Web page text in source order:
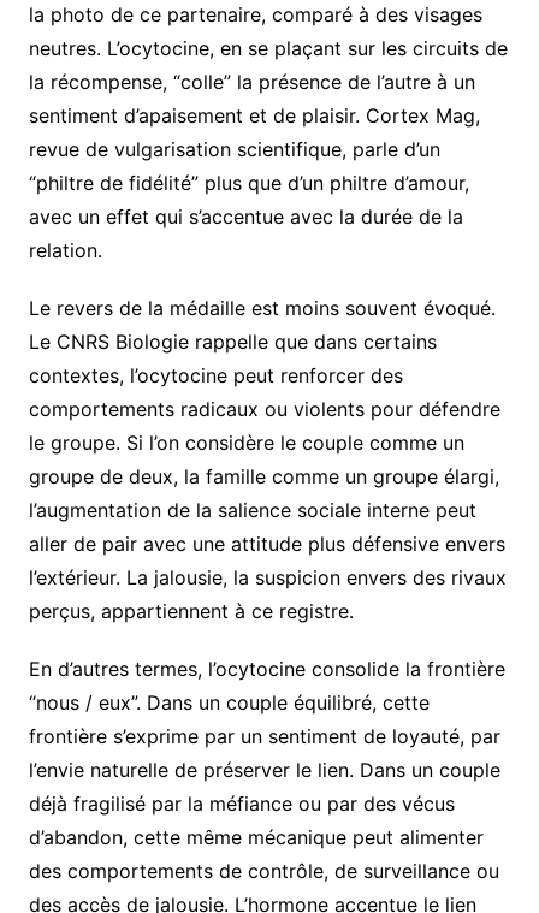
la photo de ce partenaire, comparé à des visages
neutres. L’ocytocine, en se plaçant sur les circuits de
la récompense, “colle” la présence de l’autre à un
sentiment d’apaisement et de plaisir. Cortex Mag,
revue de vulgarisation scientifique, parle d’un
“philtre de fidélité” plus que d’un philtre d’amour,
avec un effet qui s’accentue avec la durée de la
relation.
Le revers de la médaille est moins souvent évoqué.
Le CNRS Biologie rappelle que dans certains
contextes, l’ocytocine peut renforcer des
comportements radicaux ou violents pour défendre
le groupe. Si l’on considère le couple comme un
groupe de deux, la famille comme un groupe élargi,
l’augmentation de la salience sociale interne peut
aller de pair avec une attitude plus défensive envers
l’extérieur. La jalousie, la suspicion envers des rivaux
perçus, appartiennent à ce registre.
En d’autres termes, l’ocytocine consolide la frontière
“nous / eux”. Dans un couple équilibré, cette
frontière s’exprime par un sentiment de loyauté, par
l’envie naturelle de préserver le lien. Dans un couple
déjà fragilisé par la méfiance ou par des vécus
d’abandon, cette même mécanique peut alimenter
des comportements de contrôle, de surveillance ou
des accès de jalousie. L’hormone accentue le lien